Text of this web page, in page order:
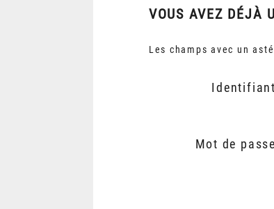
VOUS AVEZ DÉJÀ
Les champs avec un
Identifiant
Mot de passe